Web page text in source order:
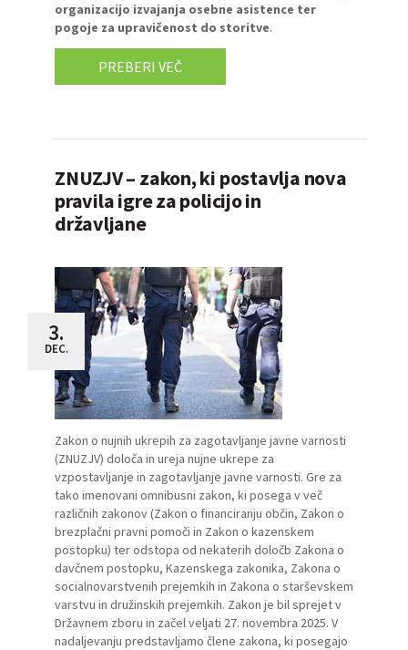
organizacijo izvajanja osebne asistence ter
pogoje za upravičenost do storitve.
PREBERI VEČ
ZNUZJV – zakon, ki postavlja nova
pravila igre za policijo in
državljane
3.
DEC.
Zakon o nujnih ukrepih za zagotavljanje javne varnosti
(ZNUZJV) določa in ureja nujne ukrepe za
vzpostavljanje in zagotavljanje javne varnosti. Gre za
tako imenovani omnibusni zakon, ki posega v več
različnih zakonov (Zakon o financiranju občin, Zakon o
brezplačni pravni pomoči in Zakon o kazenskem
postopku) ter odstopa od nekaterih določb Zakona o
davčnem postopku, Kazenskega zakonika, Zakona o
socialnovarstvenih prejemkih in Zakona o starševskem
varstvu in družinskih prejemkih. Zakon je bil sprejet v
Državnem zboru in začel veljati 27. novembra 2025. V
nadaljevanju predstavljamo člene zakona, ki posegajo